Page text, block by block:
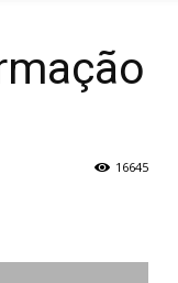
16645